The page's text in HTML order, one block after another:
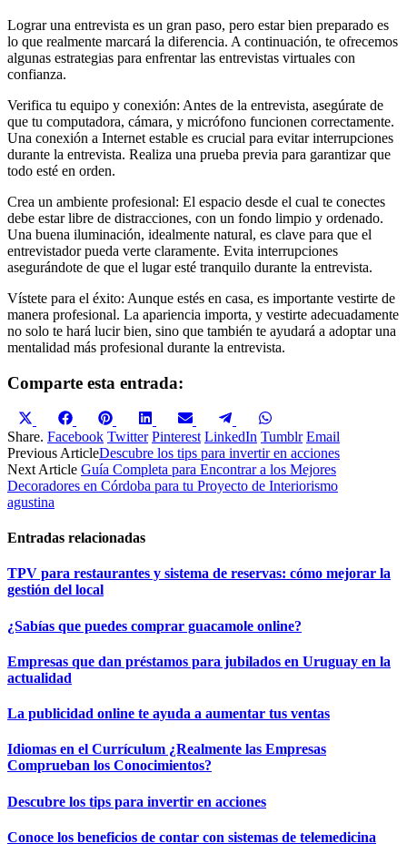
Lograr una entrevista es un gran paso, pero estar bien preparado es
lo que realmente marcará la diferencia. A continuación, te ofrecemos
algunas estrategias para enfrentar las entrevistas virtuales con
confianza.
Verifica tu equipo y conexión: Antes de la entrevista, asegúrate de
que tu computadora, cámara, y micrófono funcionen correctamente.
Una conexión a Internet estable es crucial para evitar interrupciones
durante la entrevista. Realiza una prueba previa para garantizar que
todo esté en orden.
Crea un ambiente profesional: El espacio desde el cual te conectes
debe estar libre de distracciones, con un fondo limpio y ordenado.
Una buena iluminación, idealmente natural, es clave para que el
entrevistador pueda verte claramente. Evita interrupciones
asegurándote de que el lugar esté tranquilo durante la entrevista.
Vístete para el éxito: Aunque estés en casa, es importante vestirte de
manera profesional. La apariencia importa, y vestirte adecuadamente
no solo te hará lucir bien, sino que también te ayudará a adoptar una
mentalidad más profesional durante la entrevista.
Comparte esta entrada:
Compartir
en
X
(Twitter)
Compartir
en
Facebook
Compartir
en
Pinterest
Compartir
en
LinkedIn
Compartir
en
Email
Compartir
en
Telegram
en
WhatsApp
Share. Facebook Twitter Pinterest LinkedIn Tumblr Email
Previous ArticleDescubre los tips para invertir en acciones
Next Article Guía Completa para Encontrar a los Mejores
Decoradores en Córdoba para tu Proyecto de Interiorismo
agustina
Entradas relacionadas
TPV para restaurantes y sistema de reservas: cómo mejorar la
gestión del local
¿Sabías que puedes comprar guacamole online?
Empresas que dan préstamos para jubilados en Uruguay en la
actualidad
La publicidad online te ayuda a aumentar tus ventas
Idiomas en el Currículum ¿Realmente las Empresas
Comprueban los Conocimientos?
Descubre los tips para invertir en acciones
Conoce los beneficios de contar con sistemas de telemedicina